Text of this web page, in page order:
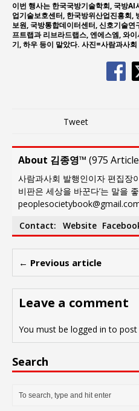
이번 행사는 한국국방기술학회, 국방
업기술보호센터, 한국방위산업진흥회,
보원, 국방통합데이터센터, 신호기술
프트랩과 리브라드랩스, 엔에스엠, 와
기, 하우 등이 맡았다. 사진=사람과사회
Tweet
About 김종영™ (975
사람과사회 발행인이자 편집장
비판은 세상을 바꾼다’는 말을
Contact:
Website
← Previous article
Leave a comment
You must be logged in to post
Search